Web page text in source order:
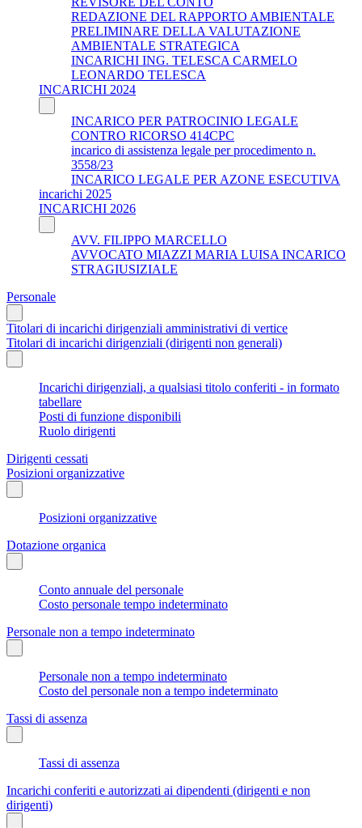
REDAZIONE DEL RAPPORTO AMBIENTALE
PRELIMINARE DELLA VALUTAZIONE
AMBIENTALE STRATEGICA
INCARICHI ING. TELESCA CARMELO
LEONARDO TELESCA
INCARICHI 2024
INCARICO PER PATROCINIO LEGALE
CONTRO RICORSO 414CPC
incarico di assistenza legale per procedimento n.
3558/23
INCARICO LEGALE PER AZONE ESECUTIVA
incarichi 2025
INCARICHI 2026
AVV. FILIPPO MARCELLO
AVVOCATO MIAZZI MARIA LUISA INCARICO
STRAGIUSIZIALE
Personale
Titolari di incarichi dirigenziali amministrativi di vertice
Titolari di incarichi dirigenziali (dirigenti non generali)
Incarichi dirigenziali, a qualsiasi titolo conferiti - in formato
tabellare
Posti di funzione disponibili
Ruolo dirigenti
Dirigenti cessati
Posizioni organizzative
Posizioni organizzative
Dotazione organica
Conto annuale del personale
Costo personale tempo indeterminato
Personale non a tempo indeterminato
Personale non a tempo indeterminato
Costo del personale non a tempo indeterminato
Tassi di assenza
Tassi di assenza
Incarichi conferiti e autorizzati ai dipendenti (dirigenti e non
dirigenti)